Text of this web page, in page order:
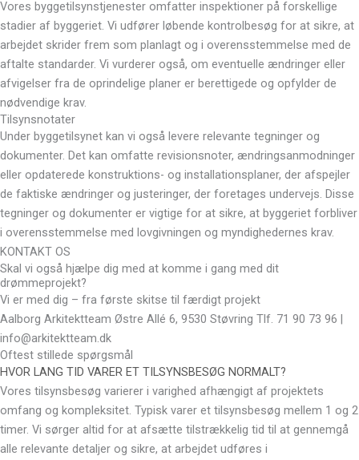
Vores byggetilsynstjenester omfatter inspektioner på forskellige
stadier af byggeriet. Vi udfører løbende kontrolbesøg for at sikre, at
arbejdet skrider frem som planlagt og i overensstemmelse med de
aftalte standarder. Vi vurderer også, om eventuelle ændringer eller
afvigelser fra de oprindelige planer er berettigede og opfylder de
nødvendige krav.
Tilsynsnotater
Under byggetilsynet kan vi også levere relevante tegninger og
dokumenter. Det kan omfatte revisionsnoter, ændringsanmodninger
eller opdaterede konstruktions- og installationsplaner, der afspejler
de faktiske ændringer og justeringer, der foretages undervejs. Disse
tegninger og dokumenter er vigtige for at sikre, at byggeriet forbliver
i overensstemmelse med lovgivningen og myndighedernes krav.
KONTAKT OS
Skal vi også hjælpe dig med at komme i gang med dit
drømmeprojekt?
Vi er med dig – fra første skitse til færdigt projekt
Aalborg Arkitektteam Østre Allé 6, 9530 Støvring Tlf. 71 90 73 96 |
info@arkitektteam.dk
Oftest stillede spørgsmål
HVOR LANG TID VARER ET TILSYNSBESØG NORMALT?
Vores tilsynsbesøg varierer i varighed afhængigt af projektets
omfang og kompleksitet. Typisk varer et tilsynsbesøg mellem 1 og 2
timer. Vi sørger altid for at afsætte tilstrækkelig tid til at gennemgå
alle relevante detaljer og sikre, at arbejdet udføres i